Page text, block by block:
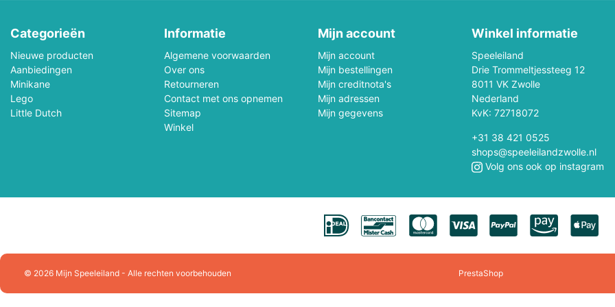
Puzzelman Queen Games Quercetti Rainbow High
Racer RC Ravensburger Revell Rokr
Rowood Rocksaws Jigsaw
Schuco
Siku
Speedzone Spielmaus
Splash Fun Stabilo
Categorieën
Nieuwe producten
Aanbiedingen
Minikane
Lego
Little Dutch
Informatie
Algemene voorwaarden
Over ons
Retourneren
Contact met ons opnemen
Sitemap
Winkel
Mijn account
Mijn account
Mijn bestellingen
Mijn creditnota's
Mijn adressen
Mijn gegevens
Winkel informatie
Speeleiland
Drie Trommeltjessteeg 12
8011 VK Zwolle
Nederland
KvK: 72718072
+31 38 421 0525
shops@speeleilandzwolle.nl
Volg ons ook op instagram
© 2026 Mijn Speeleiland - Alle rechten voorbehouden PrestaShop